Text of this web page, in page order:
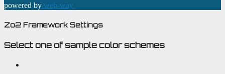
powered by web-way
Zo2 Framework Settings
Select one of sample color schemes